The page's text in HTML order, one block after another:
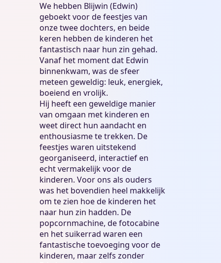
We hebben Blijwin (Edwin)
geboekt voor de feestjes van
onze twee dochters, en beide
keren hebben de kinderen het
fantastisch naar hun zin gehad.
Vanaf het moment dat Edwin
binnenkwam, was de sfeer
meteen geweldig: leuk, energiek,
boeiend en vrolijk.
Hij heeft een geweldige manier
van omgaan met kinderen en
weet direct hun aandacht en
enthousiasme te trekken. De
feestjes waren uitstekend
georganiseerd, interactief en
echt vermakelijk voor de
kinderen. Voor ons als ouders
was het bovendien heel makkelijk
om te zien hoe de kinderen het
naar hun zin hadden. De
popcornmachine, de fotocabine
en het suikerrad waren een
fantastische toevoeging voor de
kinderen, maar zelfs zonder